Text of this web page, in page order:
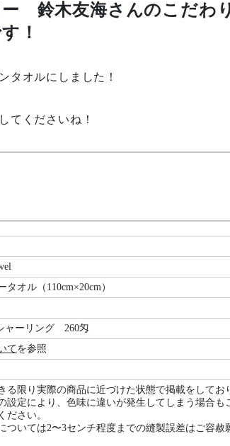
鈴木友海さんのこだわ
！
タオルにしました！
てくださいね！
オル（110cm×20cm）
ャーリング 260匁
てを参照
る限り実際の商品に近づけた状態で掲載をしてお
設定により、色味に違いが発生してしまう場合も
ださい。
ついては2〜3センチ程度までの縫製誤差はご容赦